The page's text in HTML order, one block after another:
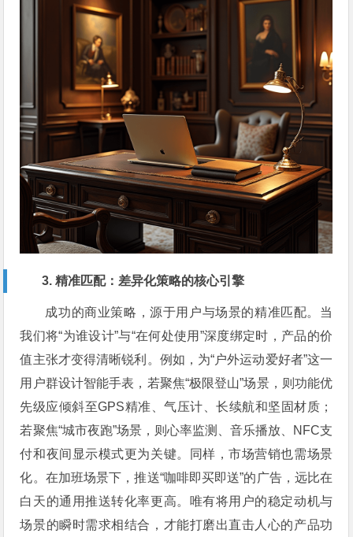
3. 精准匹配：差异化策略的核心引擎
成功的商业策略，源于用户与场景的精准匹配。当
我们将“为谁设计”与“在何处使用”深度绑定时，产品的价
值主张才变得清晰锐利。例如，为“户外运动爱好者”这一
用户群设计智能手表，若聚焦“极限登山”场景，则功能优
先级应倾斜至GPS精准、气压计、长续航和坚固材质；
若聚焦“城市夜跑”场景，则心率监测、音乐播放、NFC支
付和夜间显示模式更为关键。同样，市场营销也需场景
化。在加班场景下，推送“咖啡即买即送”的广告，远比在
白天的通用推送转化率更高。唯有将用户的稳定动机与
场景的瞬时需求相结合，才能打磨出直击人心的产品功